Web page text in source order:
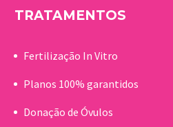
TRATAMENTOS
Fertilização In Vitro
Planos 100% garantidos
Donação de Óvulos